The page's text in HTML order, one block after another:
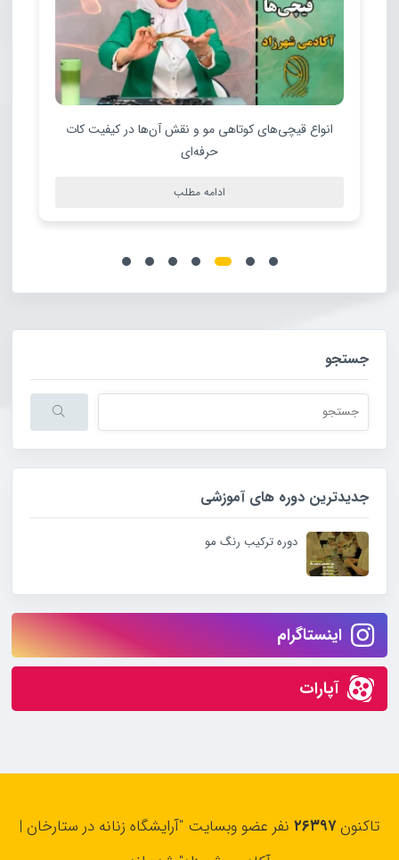
انواع قیچی‌های کوتاهی مو و نقش آن‌ها در کیفیت کات
حرفه‌ای
ادامه مطلب
جستجو
جدیدترین دوره های آموزشی
دوره ترکیب رنگ مو
اینستاگرام
آپارات
تاکنون۲۶۳۹۷ نفر عضو وبسایت "آرایشگاه زنانه در ستارخان |